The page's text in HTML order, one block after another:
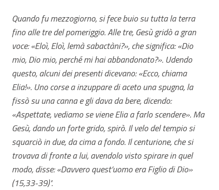
Quando fu mezzogiorno, si fece buio su tutta la terra
fino alle tre del pomeriggio. Alle tre, Gesù gridò a gran
voce: «Eloì, Eloì, lemà sabactàni?», che significa: «Dio
mio, Dio mio, perché mi hai abbandonato?». Udendo
questo, alcuni dei presenti dicevano: «Ecco, chiama
Elia!». Uno corse a inzuppare di aceto una spugna, la
fissò su una canna e gli dava da bere, dicendo:
«Aspettate, vediamo se viene Elia a farlo scendere». Ma
Gesù, dando un forte grido, spirò. Il velo del tempio si
squarciò in due, da cima a fondo. Il centurione, che si
trovava di fronte a lui, avendolo visto spirare in quel
modo, disse: «Davvero quest’uomo era Figlio di Dio»
(15,33-39)".